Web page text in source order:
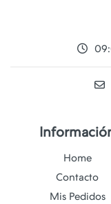
Home
Contacto
Mis Pedidos